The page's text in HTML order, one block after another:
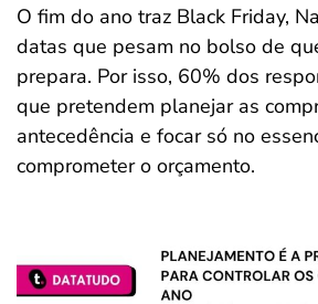
O fim do ano traz Black Friday,
datas que pesam no bolso de
prepara. Por isso, 60% dos
que pretendem planejar as
antecedência e focar só no
comprometer o orçamento.